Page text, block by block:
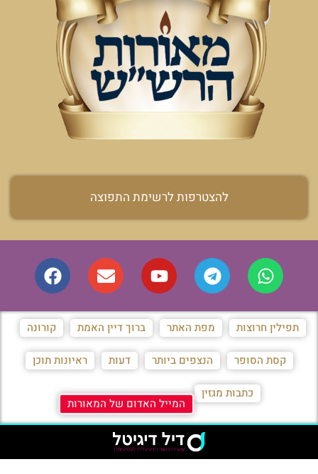
להצטרפות לרשימת התפוצה
תפילין חרוצות מפת האתר ברוך דיין האמת קורונה
קסת הסופר הנצפים ביותר דעות ראיונות תוכן
כתבות מגזין
המייל האדום של המאורות